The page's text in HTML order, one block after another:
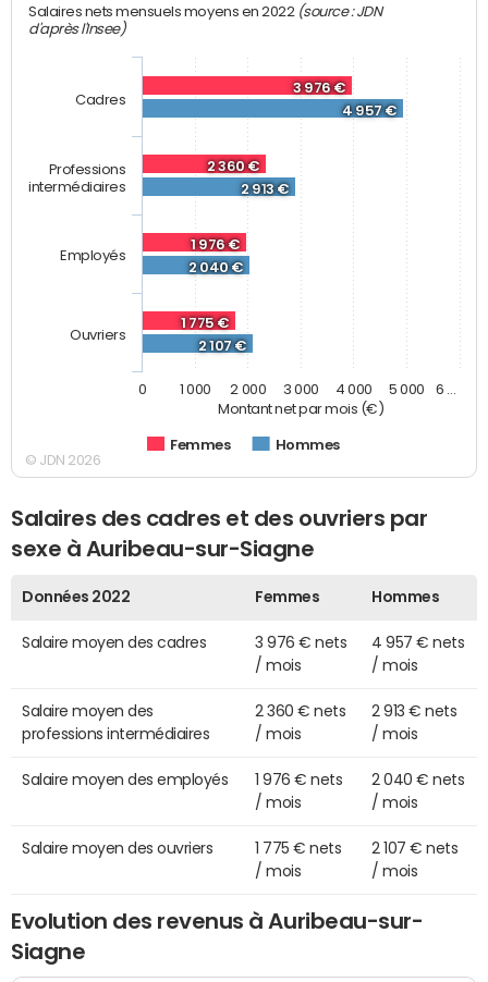
Montant net par mois (€)
Salaires nets mensuels moyens en 2022 (source : JDN
d'après l'Insee)
3 976 €
2 360 €
1 976 €
1 775 €
4 957 €
2 913 €
2 040 €
2 107 €
Femmes Hommes
Cadres
Professions
intermédiaires
Employés
Ouvriers
0 1 000 2 000 3 000 4 000 5 000 6 …
© JDN 2026
Salaires des cadres et des ouvriers par
sexe à Auribeau-sur-Siagne
Données 2022 Femmes Hommes
Salaire moyen des cadres
3 976 € nets
/ mois
4 957 € nets
/ mois
Salaire moyen des
professions intermédiaires
2 360 € nets
/ mois
2 913 € nets
/ mois
Salaire moyen des employés
1 976 € nets
/ mois
2 040 € nets
/ mois
Salaire moyen des ouvriers
1 775 € nets
/ mois
2 107 € nets
/ mois
Evolution des revenus à Auribeau-sur-
Siagne